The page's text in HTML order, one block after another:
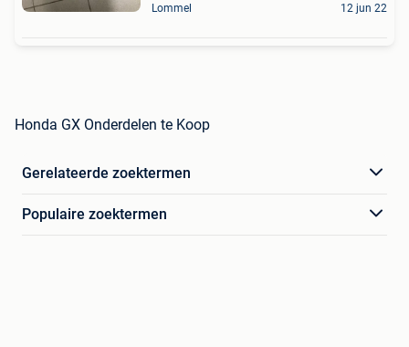
Lommel 12 jun 22
Honda GX Onderdelen te Koop
Gerelateerde zoektermen
Populaire zoektermen